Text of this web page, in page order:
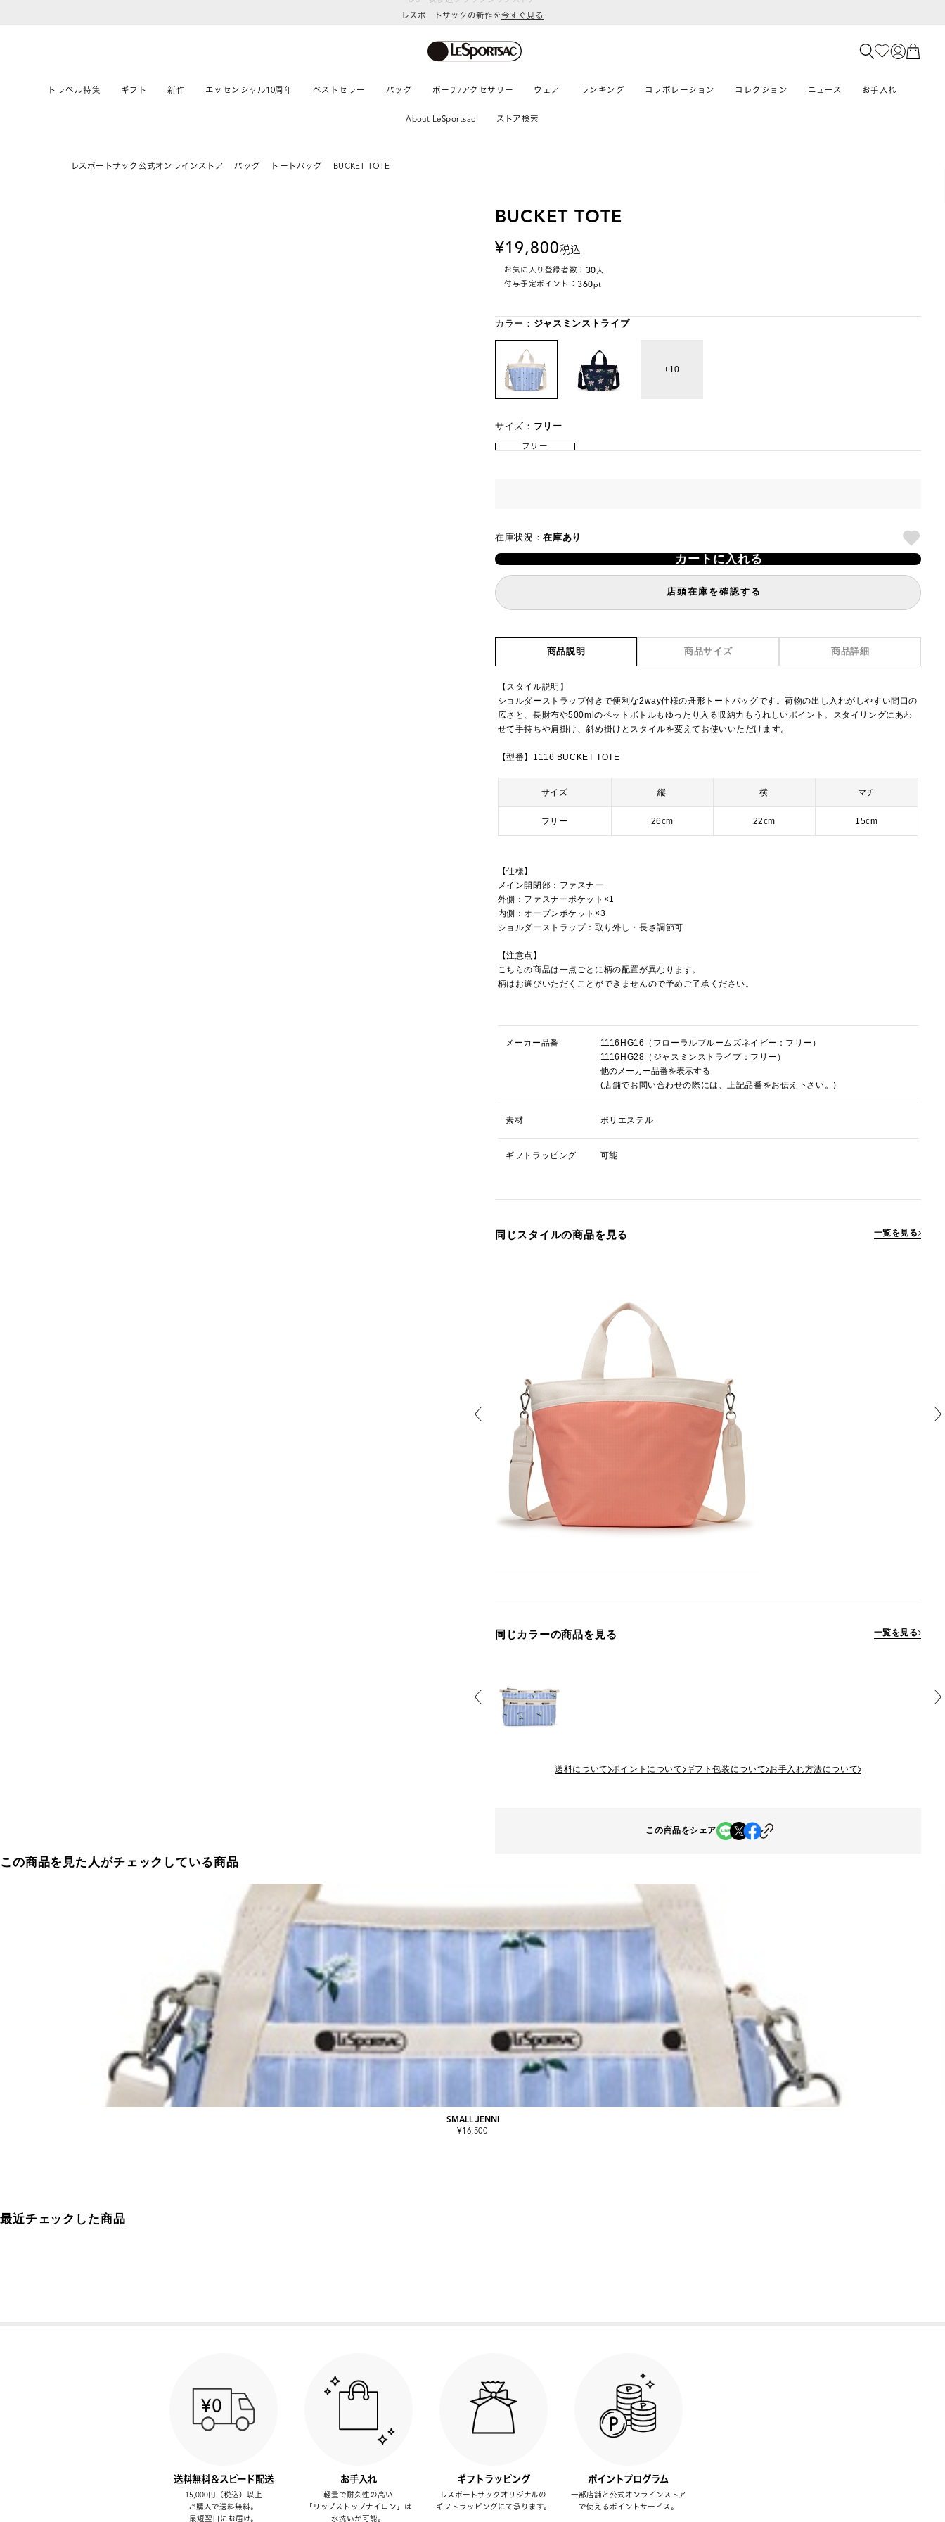
レスポートサックの新作を 今すぐ見る
トラベル特集 ギフト 新作 エッセンシャル10周年 ベストセラー バッグ ポーチ/アクセサリー ウェア ランキング コラボレーション コレクション ニュース お手入れ
About LeSportsac ストア検索
レスポートサック公式オンラインストア バッグ トートバッグ BUCKET TOTE
BUCKET TOTE
19,800税込
お気に入り登録者数： 30人
付与予定ポイント：360pt
カラー： ジャスミンストライプ
10
サイズ： フリー
フリー
在庫状況：在庫あり
カートに入れる
店頭在庫を確認する
商品説明 商品サイズ 商品詳細
【スタイル説明】
ショルダーストラップ付きで便利な2way仕様の舟形トートバッグです。荷物の出し入れがしやすい間口の
広さと、長財布や500mlのペットボトルもゆったり入る収納力もうれしいポイント。スタイリングにあわ
せて手持ちや肩掛け、斜め掛けとスタイルを変えてお使いいただけます。
【型番】1116 BUCKET TOTE
サイズ 縦 横 マチ
フリー 26cm 22cm 15cm
【仕様】
メイン開閉部：ファスナー
外側：ファスナーポケット×1
内側：オープンポケット×3
ショルダーストラップ：取り外し・長さ調節可
【注意点】
こちらの商品は一点ごとに柄の配置が異なります。
柄はお選びいただくことができませんので予めご了承ください。
メーカー品番
1116HG16（フローラルブルームズネイビー：フリー）
1116HG28（ジャスミンストライプ：フリー）
他のメーカー品番を表示する
(店舗でお問い合わせの際には、上記品番をお伝え下さい。)
素材 ポリエステル
ギフトラッピング 可能
同じスタイルの商品を見る 一覧を見る
同じカラーの商品を見る 一覧を見る
送料について ポイントについて ギフト包装について お手入れ方法について
この商品をシェア
この商品を見た人がチェックしている商品
SMALL JENNI
¥16,500
最近チェックした商品
送料無料＆スピード配送
15,000円（税込）以上
ご購入で送料無料。
最短翌日にお届け。
お手入れ
軽量で耐久性の高い
「リップストップナイロン」は
水洗いが可能。
ギフトラッピング
レスポートサックオリジナルの
ギフトラッピングにて承ります。
ポイントプログラム
一部店舗と公式オンラインストア
で使えるポイントサービス。